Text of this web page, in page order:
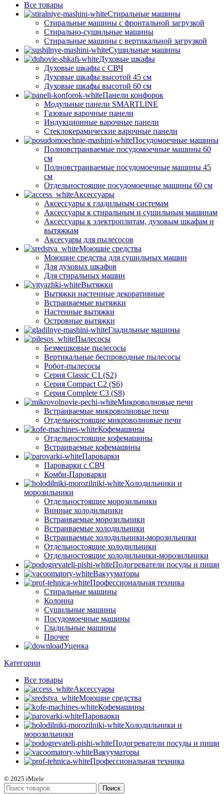
Все товары
Стиральные машины
Стиральные машины с фронтальной загрузкой
Стирально-сушильные машины
Стиральные машины с вертикальной загрузкой
Сушильные машины
Духовые шкафы
Духовые шкафы с СВЧ
Духовые шкафы высотой 45 см
Духовые шкафы высотой 60 см
Панели конфорок
Модульные панели SMARTLINE
Газовые варочные панели
Индукционные варочные панели
Стеклокерамические варочные панели
Посудомоечные машины
Полновстраиваемые посудомоечные машины 60
см
Полновстраиваемые посудомоечные машины 45
см
Отдельностоящие посудомоечные машины 60 см
Аксессуары
Аксессуары к гладильным системам
Аксессуары к стиральным и сушильным машинам
Аксессуары к электроплитам, духовым шкафам и
вытяжкам
Аксесуары для пылесосов
Моющие средства
Моющие средства для сушильных машин
Для духовых шкафов
Для стиральных машин
Вытяжки
Вытяжки настенные декоративные
Встраиваемые вытяжки
Настенные вытяжки
Островные вытяжки
Гладильные машины
Пылесосы
Безмешковые пылесосы
Вертикальные беспроводные пылесосы
Робот-пылесосы
Серия Classic C1 (S2)
Серия Compact C2 (S6)
Серия Complete C3 (S8)
Микроволновые печи
Встраиваемые микроволновые печи
Отдельностоящие микроволновые печи
Кофемашины
Отдельностоящие кофемашины
Встраиваемые кофемашины
Пароварки
Пароварки с СВЧ
Комби-Пароварки
Холодильники и
морозильники
Отдельностоящие морозильники
Винные холодильники
Встраиваемые морозильники
Встраиваемые холодильники
Встраиваемые холодильники-морозильники
Отдельностоящие холодильники
Отдельностоящие холодильники-морозильники
Подогреватели посуды и пищи
Вакууматоры
Профессиональная техника
Стиральные машины
Колонна
Сушильные машины
Посудомоечные машины
Гладильные машины
Прочее
Уценка
Категории
Все товары
Аксессуары
Моющие средства
Кофемашины
Пароварки
Холодильники и
морозильники
Подогреватели посуды и пищи
Вакууматоры
Профессиональная техника
© 2025 iMiele
Поиск